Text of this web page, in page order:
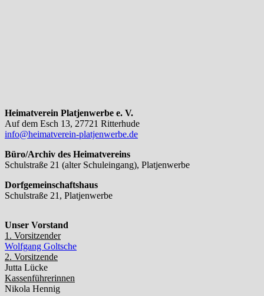
Heimatverein Platjenwerbe e. V.
Auf dem Esch 13, 27721 Ritterhude
info@heimatverein-platjenwerbe.de
Büro/Archiv des Heimatvereins
Schulstraße 21 (alter Schuleingang), Platjenwerbe
Dorfgemeinschaftshaus
Schulstraße 21, Platjenwerbe
Unser Vorstand
1. Vorsitzender
Wolfgang Goltsche
2. Vorsitzende
Jutta Lücke
Kassenführerinnen
Nikola Hennig